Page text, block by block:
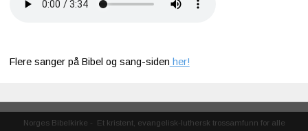
Flere sanger på Bibel og sang-siden her!
Norges Bibelkirke - Et kristent, evangelisk-luthersk trossamfunn for alle